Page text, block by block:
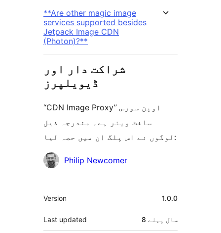
**Are other magic image
services supported besides
Jetpack Image CDN
(Photon)?**
شراکت دار اور
ڈیویلپرز
“CDN Image Proxy” اوپن سورس
سافٹ ویئر ہے۔ مندرجہ ذیل
لوگوں نے اس پلگ ان میں حصہ لیا:
شراکتPhilip Newcomer
میٹا
Version 1.0.0
Last updated 8 سال پہلے